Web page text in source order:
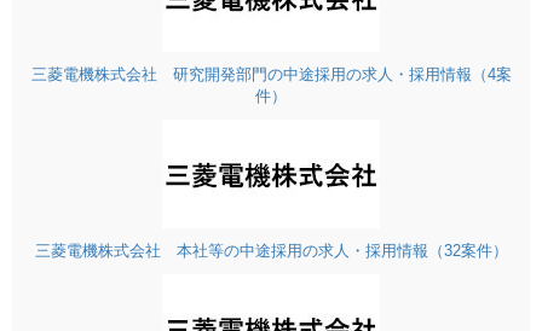
三菱電機株式会社 研究開発部門の中途採用の求人・採用情報（4案
件）
三菱電機株式会社 本社等の中途採用の求人・採用情報（32案件）